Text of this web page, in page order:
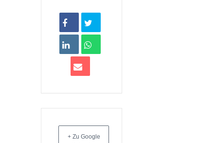
+ Zu Google